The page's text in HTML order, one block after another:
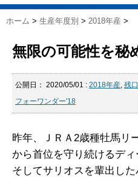
ホーム > 生産年度別 > 2018年産 >
無限の可能性を秘
公開日： 2020/05/01 : 2018年産, 残
フォーワンダー'18
昨年、ＪＲＡ2歳種牡馬リ
から首位を守り続けるディ
そしてサリオスを輩出し